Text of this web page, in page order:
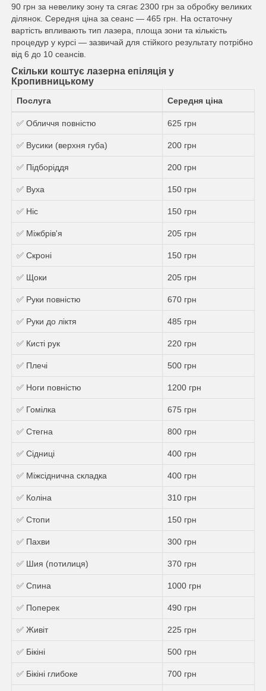
90 грн за невелику зону та сягає 2300 грн за обробку великих
ділянок. Середня ціна за сеанс — 465 грн. На остаточну
вартість впливають тип лазера, площа зони та кількість
процедур у курсі — зазвичай для стійкого результату потрібно
від 6 до 10 сеансів.
Скільки коштує лазерна епіляція у
Кропивницькому
Послуга Середня ціна
✅ Обличчя повністю 625 грн
✅ Вусики (верхня губа) 200 грн
✅ Підборіддя 200 грн
✅ Вуха 150 грн
✅ Ніс 150 грн
✅ Міжбрів'я 205 грн
✅ Скроні 150 грн
✅ Щоки 205 грн
✅ Руки повністю 670 грн
✅ Руки до ліктя 485 грн
✅ Кисті рук 220 грн
✅ Плечі 500 грн
✅ Ноги повністю 1200 грн
✅ Гомілка 675 грн
✅ Стегна 800 грн
✅ Сідниці 400 грн
✅ Міжсіднична складка 400 грн
✅ Коліна 310 грн
✅ Стопи 150 грн
✅ Пахви 300 грн
✅ Шия (потилиця) 370 грн
✅ Спина 1000 грн
✅ Поперек 490 грн
✅ Живіт 225 грн
✅ Бікіні 500 грн
✅ Бікіні глибоке 700 грн